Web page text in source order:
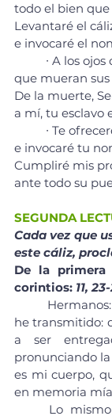
todo el bien
Levantaré el
e invocaré el
∙ A los
que mueran
De la muerte,
a mí, tu esclavo
∙ Te
e invocaré tu
Cumpliré mis
ante todo su
SEGUNDA
Cada vez que
este cáliz,
De la
corintios: 11,
he transmitido:
a ser
pronunciando la
es mi cuerpo,
en memoria